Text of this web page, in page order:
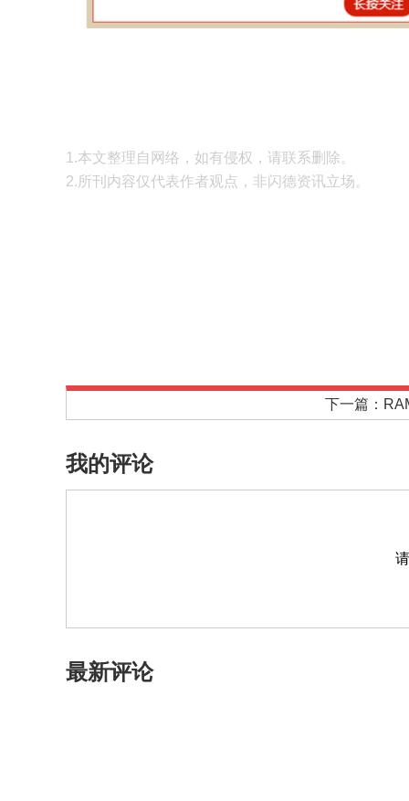
1.本文整理自网络，如有侵权，请联系删除。
2.所刊内容仅代表作者观点，非闪德资讯立场。
下一篇：
我的评论
请
最新评论